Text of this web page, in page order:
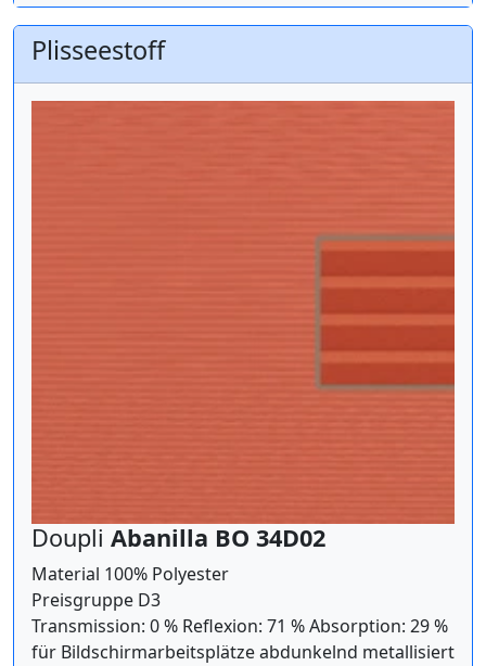
Plisseestoff
Doupli Abanilla BO 34D02
Material 100% Polyester
Preisgruppe D3
Transmission: 0 % Reflexion: 71 % Absorption: 29 %
für Bildschirmarbeitsplätze abdunkelnd metallisiert